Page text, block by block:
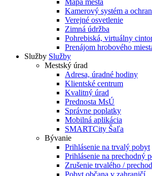
Mapa mesta
Kamerový systém a
Verejné osvetlenie
Zimná údržba
Pohrebiská, virtuálny
Prenájom hrobového
Služby Služby
Mestský úrad
Adresa, úradné hodiny
Klientské centrum
Kvalitný úrad
Prednosta MsÚ
Správne poplatky
Mobilná aplikácia
SMARTCity Šaľa
Bývanie
Prihlásenie na trvalý pobyt
Prihlásenie na prechodný
Zrušenie trvalého /
Pobyt občana v zahraničí